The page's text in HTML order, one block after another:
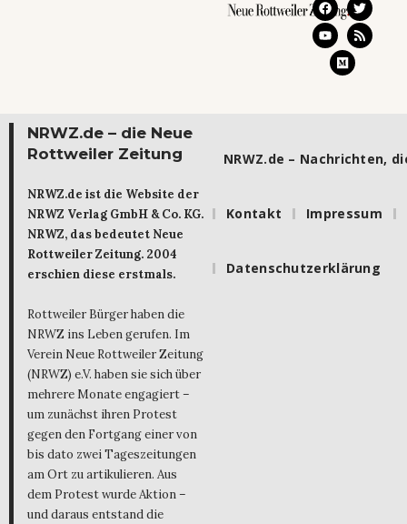
NRWZ.de – die Neue
Rottweiler Zeitung
NRWZ.de ist die Website der
NRWZ Verlag GmbH & Co. KG.
NRWZ, das bedeutet Neue
Rottweiler Zeitung. 2004
erschien diese erstmals.
Rottweiler Bürger haben die
NRWZ ins Leben gerufen. Im
Verein Neue Rottweiler Zeitung
(NRWZ) e.V. haben sie sich über
mehrere Monate engagiert –
um zunächst ihren Protest
gegen den Fortgang einer von
bis dato zwei Tageszeitungen
am Ort zu artikulieren. Aus
dem Protest wurde Aktion –
und daraus entstand die
NRWZ.de – Nachrichten,
Kontakt Impressum
Datenschutzerklärung